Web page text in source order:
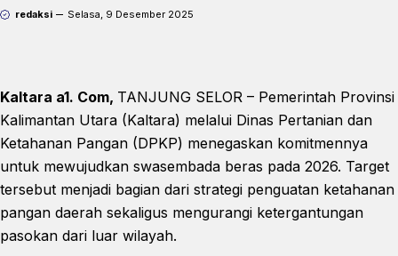
redaksi Selasa, 9 Desember 2025
Kaltara a1. Com, TANJUNG SELOR – Pemerintah Provinsi
Kalimantan Utara (Kaltara) melalui Dinas Pertanian dan
Ketahanan Pangan (DPKP) menegaskan komitmennya
untuk mewujudkan swasembada beras pada 2026. Target
tersebut menjadi bagian dari strategi penguatan ketahanan
pangan daerah sekaligus mengurangi ketergantungan
pasokan dari luar wilayah.